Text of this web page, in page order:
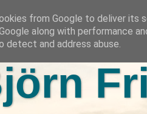
from Google to deliver its
along with performance
detect and address abuse.